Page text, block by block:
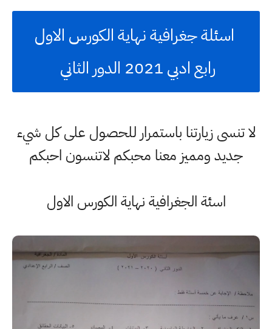
اسئلة جغرافية نهاية الكورس الاول
رابع ادبي 2021 الدور الثاني
لا تنسى زيارتنا باستمرار للحصول على كل شيء
جديد ومميز معنا محبكم لاتنسون احبكم
اسئة الجغرافية نهاية الكورس الاول